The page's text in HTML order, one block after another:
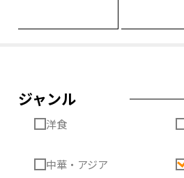
ジャンル
洋食
中華・アジア